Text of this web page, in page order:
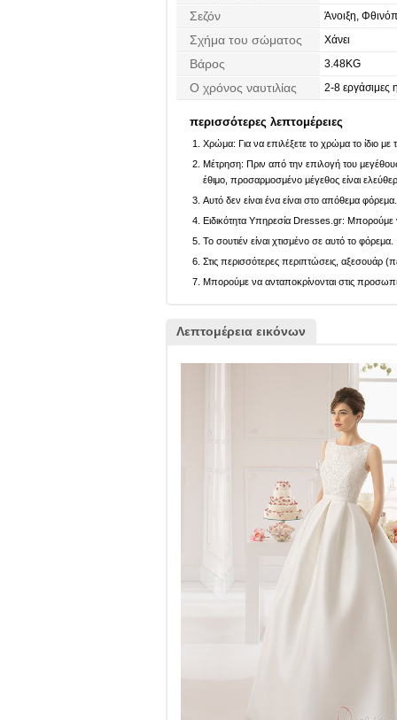
Επιράμματα
Σεζόν Άνοιξη,
Σχήμα του σώματος Χάνει
Βάρος 3.48KG
Ο χρόνος ναυτιλίας 2-8 εργάσιμες
περισσότερες λεπτομέρειες
Χρώμα: Για να επιλέξετε το χρώμα το ίδιο με
Μέτρηση: Πριν από την επιλογή του
έθιμο, προσαρμοσμένο μέγεθος είναι
Αυτό δεν είναι ένα είναι στο απόθεμα
Ειδικότητα Υπηρεσία Dresses.gr: Μπορούμε
Το σουτιέν είναι χτισμένο σε αυτό το φόρεμα.
Στις περισσότερες περιπτώσεις, αξεσουάρ
Μπορούμε να ανταποκρίνονται στις
Λεπτομέρεια εικόνων